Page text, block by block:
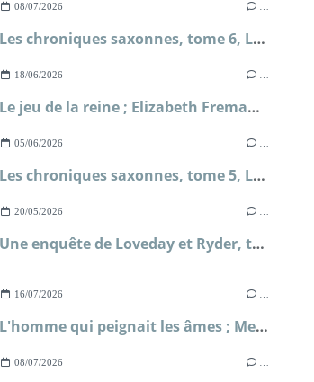
08/07/2026
Les chroniques saxonnes, tome 6, La mort des rois ; Bernard Cornwell
18/06/2026
Le jeu de la reine ; Elizabeth Fremantle
05/06/2026
Les chroniques saxonnes, tome 5, La terre en feu ; Bernard Cornwell
20/05/2026
Une enquête de Loveday et Ryder, tome 4, Le secret de Briar's Hall ; Faith Martin
16/07/2026
L'homme qui peignait les âmes ; Metin Arditi
08/07/2026